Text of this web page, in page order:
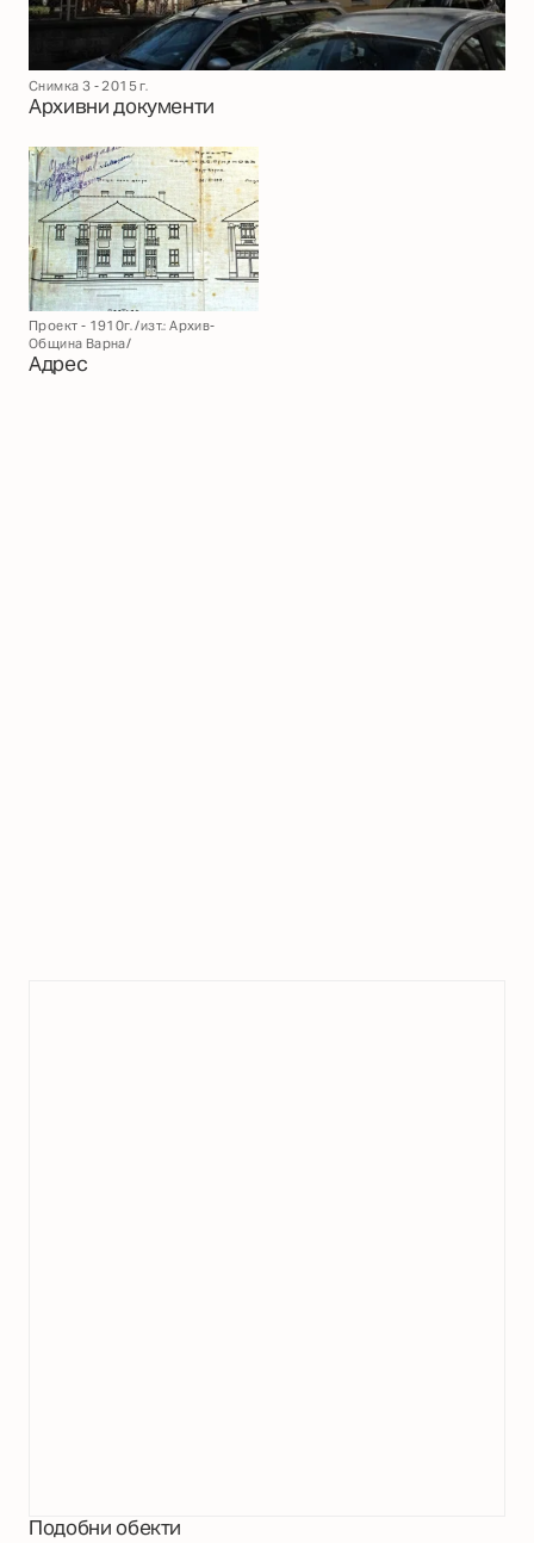
Снимка 3 - 2015 г.
Архивни документи
Проект - 1910г. /изт.: Архив-
Община Варна/
Адрес
Подобни обекти